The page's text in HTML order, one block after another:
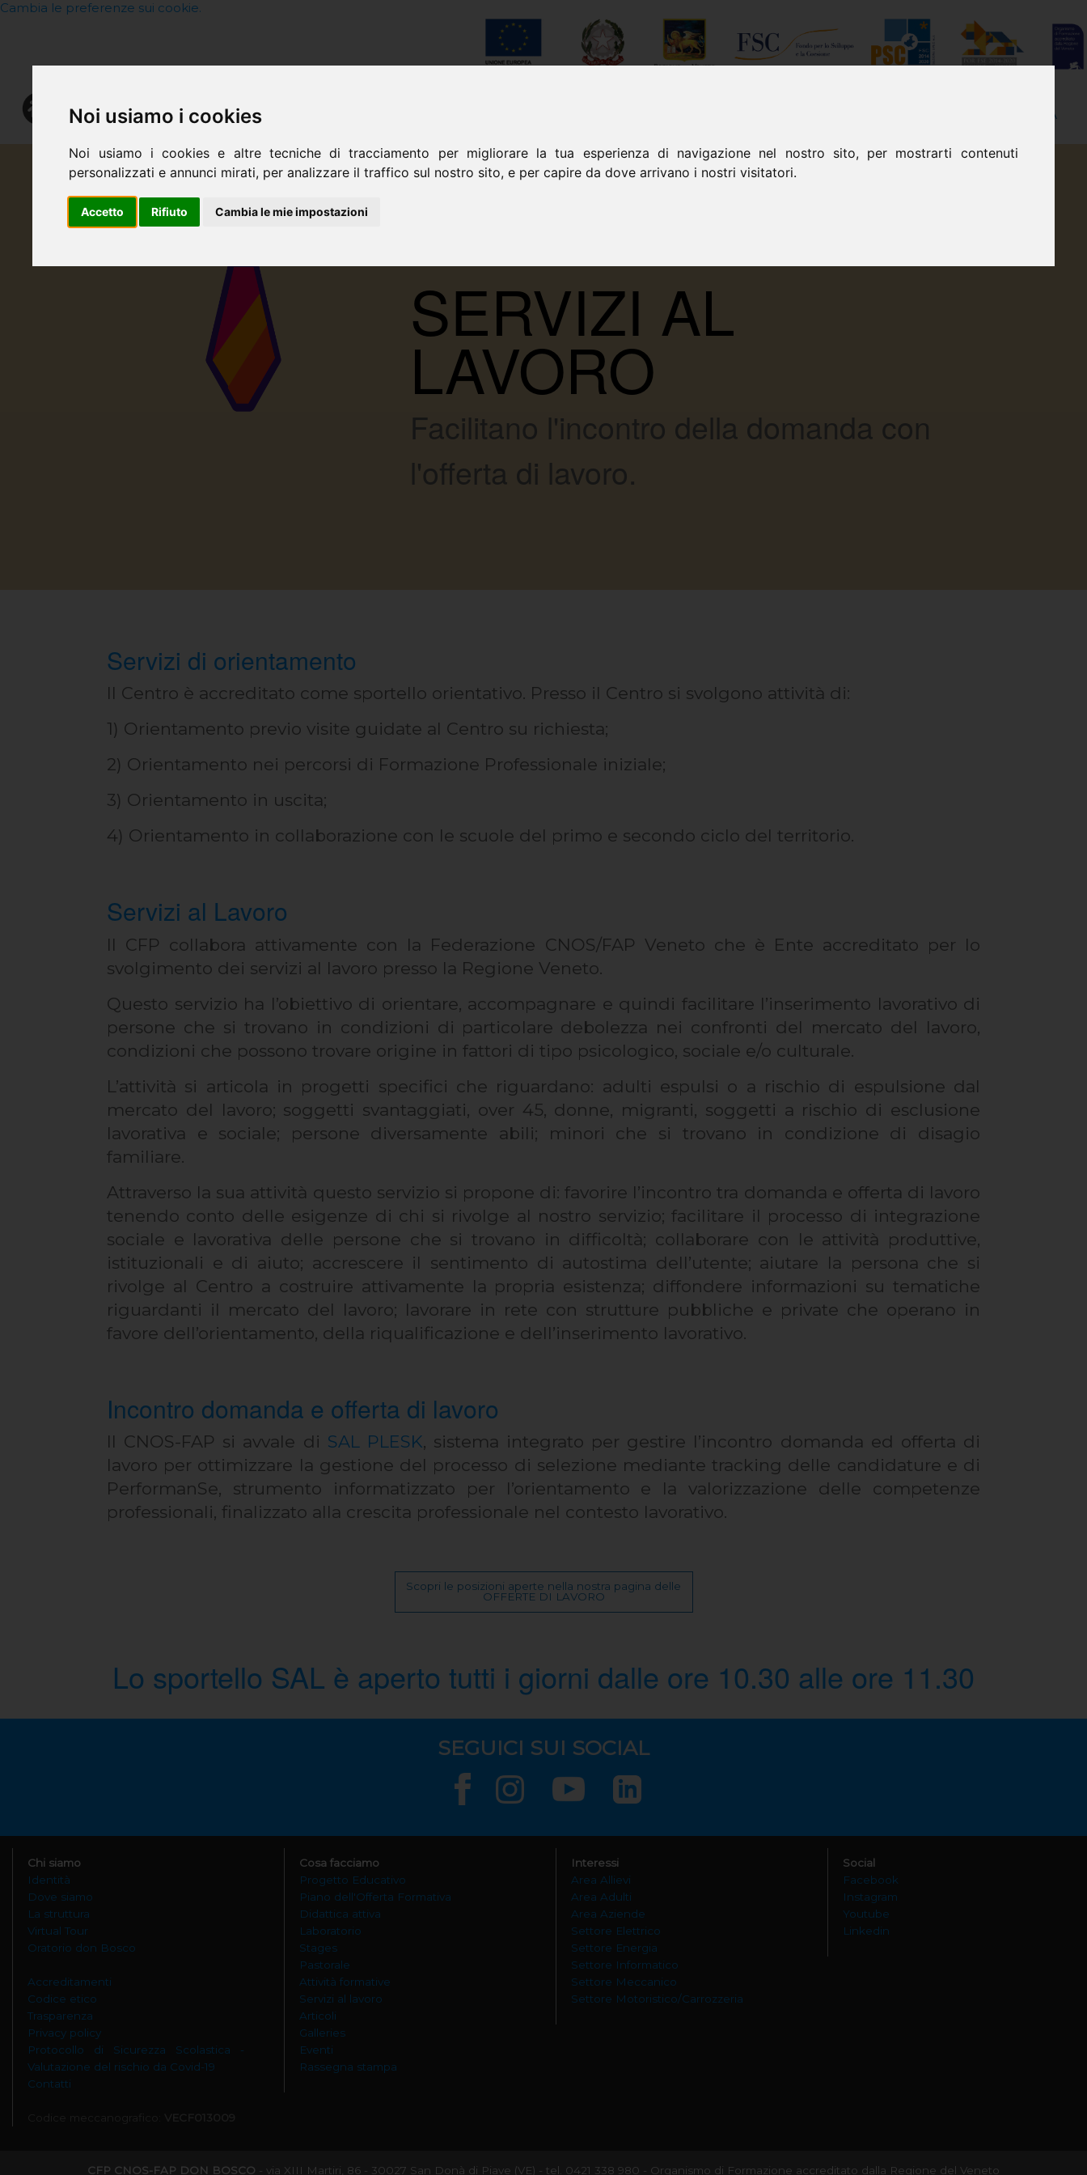
Noi usiamo i cookies
Noi usiamo i cookies e altre tecniche di tracciamento per migliorare la tua esperienza di navigazione nel nostro sito, per mostrarti contenuti
personalizzati e annunci mirati, per analizzare il traffico sul nostro sito, e per capire da dove arrivano i nostri visitatori.
Accetto Rifiuto Cambia le mie impostazioni
Cambia le preferenze sui cookie.
CHI SIAMO TRASPARENZA
SERVIZI AL
LAVORO
Facilitano l'incontro della domanda con
l'offerta di lavoro.
Servizi di orientamento
Il Centro è accreditato come sportello orientativo. Presso il Centro si svolgono attività di:
1) Orientamento previo visite guidate al Centro su richiesta;
2) Orientamento nei percorsi di Formazione Professionale iniziale;
3) Orientamento in uscita;
4) Orientamento in collaborazione con le scuole del primo e secondo ciclo del territorio.
Servizi al Lavoro
Il CFP collabora attivamente con la Federazione CNOS/FAP Veneto che è Ente accreditato per lo
svolgimento dei servizi al lavoro presso la Regione Veneto.
Questo servizio ha l’obiettivo di orientare, accompagnare e quindi facilitare l’inserimento lavorativo di
persone che si trovano in condizioni di particolare debolezza nei confronti del mercato del lavoro,
condizioni che possono trovare origine in fattori di tipo psicologico, sociale e/o culturale.
L’attività si articola in progetti specifici che riguardano: adulti espulsi o a rischio di espulsione dal
mercato del lavoro; soggetti svantaggiati, over 45, donne, migranti, soggetti a rischio di esclusione
lavorativa e sociale; persone diversamente abili; minori che si trovano in condizione di disagio
familiare.
Attraverso la sua attività questo servizio si propone di: favorire I’incontro tra domanda e offerta di lavoro
tenendo conto delle esigenze di chi si rivolge al nostro servizio; facilitare il processo di integrazione
sociale e lavorativa delle persone che si trovano in difficoltà; collaborare con le attività produttive,
istituzionali e di aiuto; accrescere il sentimento di autostima dell’utente; aiutare la persona che si
rivolge al Centro a costruire attivamente la propria esistenza; diffondere informazioni su tematiche
riguardanti il mercato del lavoro; lavorare in rete con strutture pubbliche e private che operano in
favore dell’orientamento, della riqualificazione e dell’inserimento lavorativo.
Incontro domanda e offerta di lavoro
Il CNOS-FAP si avvale di SAL PLESK, sistema integrato per gestire l’incontro domanda ed offerta di
lavoro per ottimizzare la gestione del processo di selezione mediante tracking delle candidature e di
PerformanSe, strumento informatizzato per l’orientamento e la valorizzazione delle competenze
professionali, finalizzato alla crescita professionale nel contesto lavorativo.
Scopri le posizioni aperte nella nostra pagina delle
OFFERTE DI LAVORO
Lo sportello SAL è aperto tutti i giorni dalle ore 10.30 alle ore 11.30
SEGUICI SUI SOCIAL
Chi siamo
Identità
Dove siamo
La struttura
Virtual Tour
Oratorio don Bosco
Accreditamenti
Codice etico
Trasparenza
Privacy policy
Protocollo di Sicurezza Scolastica -
Valutazione del rischio da Covid-19
Contatti
Cosa facciamo
Progetto Educativo
Piano dell'Offerta Formativa
Didattica attiva
Laboratorio
Stages
Pastorale
Attività formative
Servizi al lavoro
Articoli
Galleries
Eventi
Rassegna stampa
Interessi
Area Allievi
Area Adulti
Area Aziende
Settore Elettrico
Settore Energia
Settore Informatico
Settore Meccanico
Settore Motoristico/Carrozzeria
Social
Facebook
Instagram
Youtube
Linkedin
CFP CNOS-FAP DON BOSCO - via XIII Martiri, 86 - 30027 San Donà di Piave (VE) - tel. 0421 338 980 - Organismo di Formazione accreditato dalla Regione del Veneto